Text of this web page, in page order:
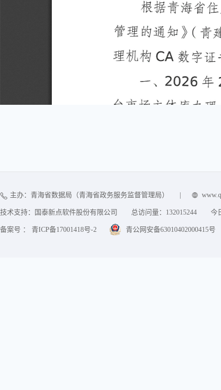
主办：青海省数据局（青海省政务服务监督管理局）
技术支持：国泰新点软件股份有限公司 总访问量： 132015244 今
备案号 ： 青ICP备17001418号-2 青公网安备63010402000415号